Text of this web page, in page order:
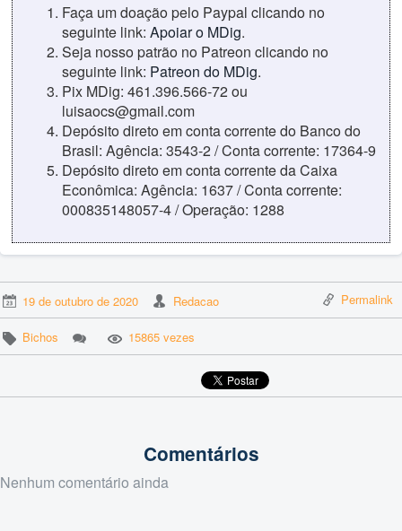
Faça um doação pelo Paypal clicando no
seguinte link: Apoiar o MDig.
Seja nosso patrão no Patreon clicando no
seguinte link: Patreon do MDig.
Pix MDig: 461.396.566-72 ou
luisaocs@gmail.com
Depósito direto em conta corrente do Banco do
Brasil: Agência: 3543-2 / Conta corrente: 17364-9
Depósito direto em conta corrente da Caixa
Econômica: Agência: 1637 / Conta corrente:
000835148057-4 / Operação: 1288
19 de outubro de 2020 Redacao Permalink
Bichos 15865 vezes
Comentários
Nenhum comentário ainda